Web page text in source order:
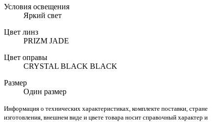
Условия освещения
Яркий свет
Цвет линз
PRIZM JADE
Цвет оправы
CRYSTAL BLACK BLACK
Размер
Один размер
Информация о технических характеристиках, комплекте поставки, стране
изготовления, внешнем виде и цвете товара носит справочный характер и